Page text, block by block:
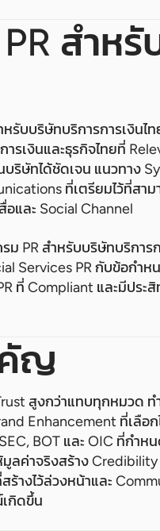
สำห
รับบริษัทบริการการเงินไ
ารเงินและธุรกิจไทยที่
ริษัทได้ชัดเจน แนวทาง
ที่เตรียมไว้ที่สา
และ Social Channel
รม PR สำหรับบริษัทบริกา
Services PR กับข้อกำ
ที่ Compliant และมีประ
คัญ
สูงกว่าแทบทุกหมวด
Enhancement ที่เลือก
BOT และ OIC ที่กำหน
ลค่าจริงสร้าง
างไว้ล่วงหน้าและ
กิดขึ้น